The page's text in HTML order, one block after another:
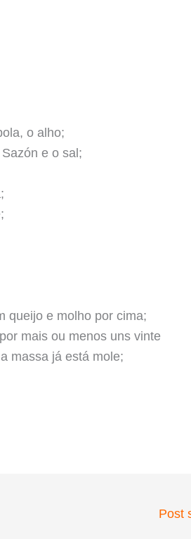
o alho;
e o sal;
queijo e molho por cima;
mais ou menos uns vinte
massa já está mole;
Post